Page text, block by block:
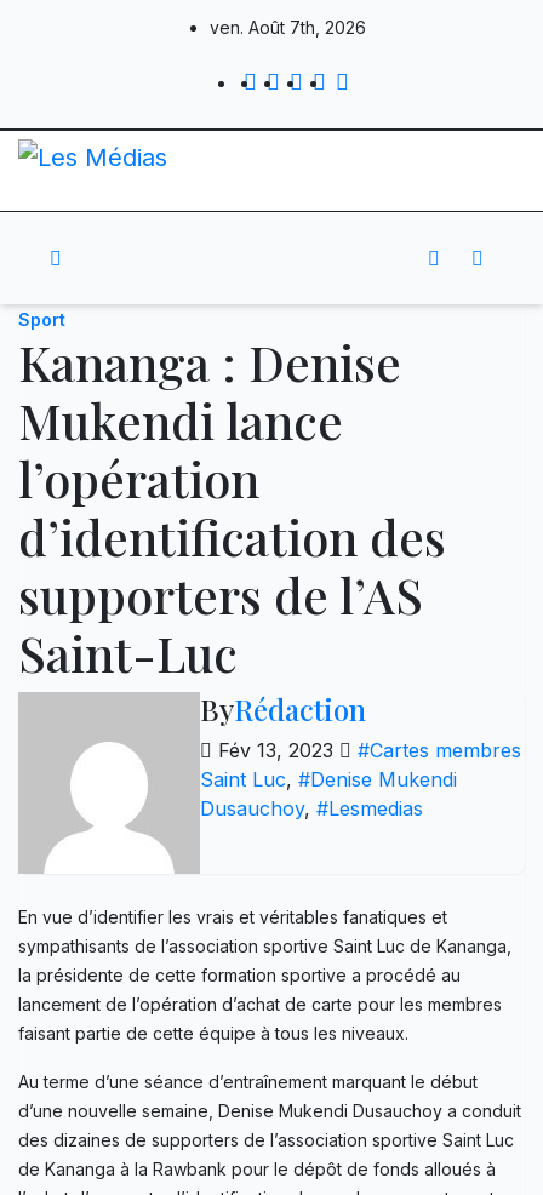
ven. Août 7th, 2026
Sport
Kananga : Denise
Mukendi lance
l’opération
d’identification des
supporters de l’AS
Saint-Luc
ByRédaction
Fév 13, 2023
#Cartes membres
Saint Luc, #Denise Mukendi
Dusauchoy, #Lesmedias
En vue d’identifier les vrais et véritables fanatiques et
sympathisants de l’association sportive Saint Luc de Kananga,
la présidente de cette formation sportive a procédé au
lancement de l’opération d’achat de carte pour les membres
faisant partie de cette équipe à tous les niveaux.
Au terme d’une séance d’entraînement marquant le début
d’une nouvelle semaine, Denise Mukendi Dusauchoy a conduit
des dizaines de supporters de l’association sportive Saint Luc
de Kananga à la Rawbank pour le dépôt de fonds alloués à